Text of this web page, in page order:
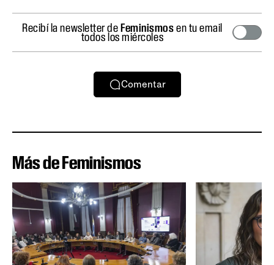
Recibí la newsletter deFeminismosen tu email
todos los miércoles
Comentar
Más de Feminismos